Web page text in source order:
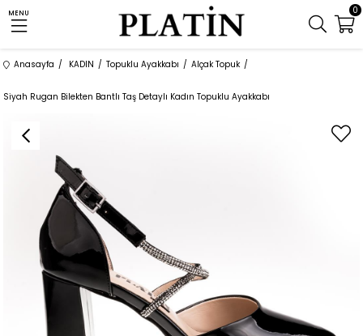
MENU 0
Anasayfa KADIN Topuklu Ayakkabı Alçak Topuk
Siyah Rugan Bilekten Bantlı Taş Detaylı Kadın Topuklu Ayakkabı